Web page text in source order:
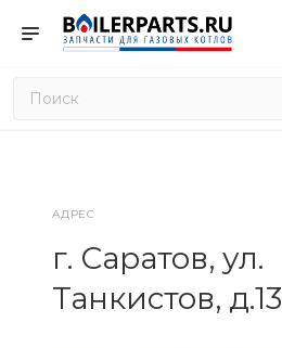
АДРЕС
г. Саратов, ул.
Танкистов, д.13